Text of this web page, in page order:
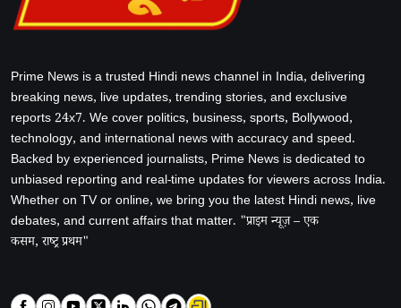
Prime News is a trusted Hindi news channel in India, delivering
breaking news, live updates, trending stories, and exclusive
reports 24x7. We cover politics, business, sports, Bollywood,
technology, and international news with accuracy and speed.
Backed by experienced journalists, Prime News is dedicated to
unbiased reporting and real-time updates for viewers across India.
Whether on TV or online, we bring you the latest Hindi news, live
debates, and current affairs that matter. "प्राइम न्यूज़ – एक
कसम, राष्ट्र प्रथम"